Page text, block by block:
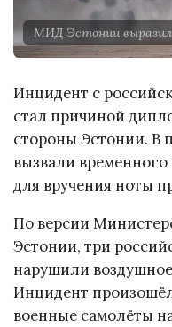
МИД Эстонии выразил
Инцидент с
стал причиной
стороны Эстонии. В
вызвали
для вручения ноты
По версии
Эстонии, три
нарушили
Инцидент
военные самолёты